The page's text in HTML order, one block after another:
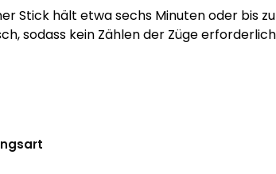
Stick hält etwa sechs Minuten oder bis
sodass kein Zählen der Züge